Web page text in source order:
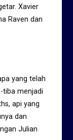
Xavier
Raven dan
yang telah
tiba menjadi
api yang
dan
Julian